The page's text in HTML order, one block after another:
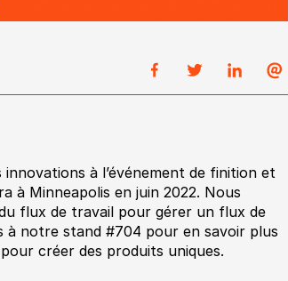
à l’événement de finition et
à Minneapolis en juin 2022. Nous
flux de travail pour gérer un flux de
à notre stand #704 pour en savoir plus
créer des produits uniques.